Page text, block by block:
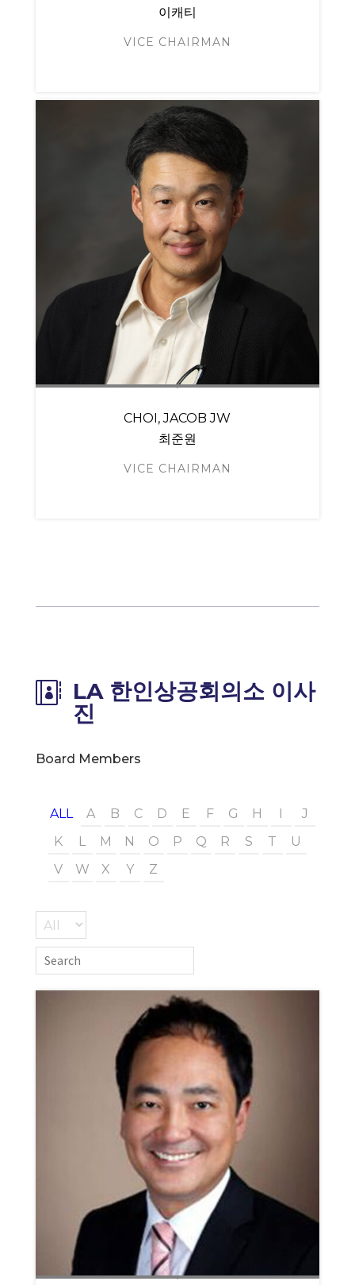
이캐티
VICE CHAIRMAN
CHOI, JACOB JW
최준원
VICE CHAIRMAN
 LA 한인상공회의소 이사
진
Board Members
ALL A B C D E F G H
J
K
L M N O P Q R S T
U
V
W X Y Z